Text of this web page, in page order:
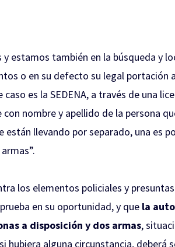
estamos también en la búsqueda y
o en su defecto su legal portación
es la SEDENA, a través de una
nombre y apellido de la persona
llevando por separado, una es
los elementos policiales y
en su oportunidad, y que la
a disposición y dos armas,
hubiera alguna circunstancia, deberá